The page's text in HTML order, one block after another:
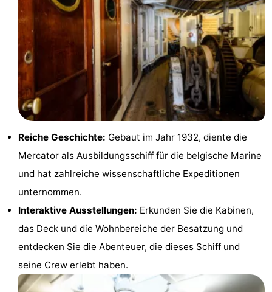
Denkmäler
Kirchen
Aussichtspunkte
Attraktionen
Rundfahrten
-
Spielplätze
Indoor-
Spielplätze
Bowling
Minigolfplätze
Wellness-
Zentren
Dörfer
Reiche Geschichte: Gebaut im Jahr 1932, diente die
Mercator als Ausbildungsschiff für die belgische Marine
und hat zahlreiche wissenschaftliche Expeditionen
unternommen.
Interaktive Ausstellungen: Erkunden Sie die Kabinen,
das Deck und die Wohnbereiche der Besatzung und
entdecken Sie die Abenteuer, die dieses Schiff und
seine Crew erlebt haben.